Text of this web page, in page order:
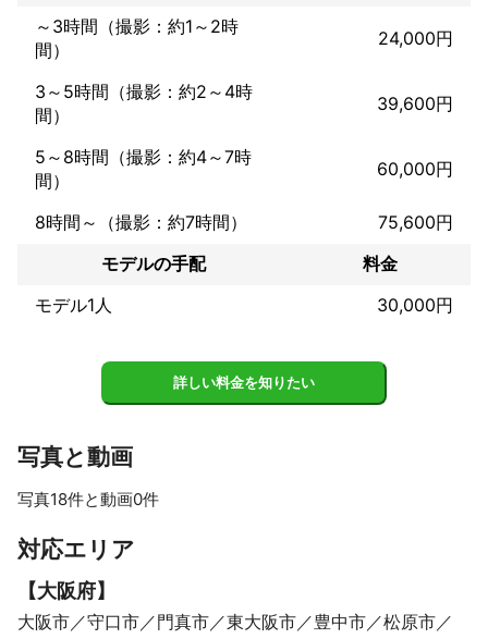
アパレル服平置き撮影
アパレルウェブ用背景切り抜き商品撮影
●個人
YouTube編集50本以上。
ブライダル前撮り撮影
七五三撮影
ニューボーンフォト撮影
16年間カメラメーカーに勤務
～3時間（撮影：約1～2時
間）
24,000円
3～5時間（撮影：約2～4時
間）
39,600円
5～8時間（撮影：約4～7時
間）
60,000円
8時間～（撮影：約7時間）
75,600円
モデルの手配
料金
モデル1人
30,000円
詳しい料金を知りたい
写真と動画
写真18件と動画0件
対応エリア
【大阪府】
大阪市 守口市 門真市 東大阪市 豊中市
松原市